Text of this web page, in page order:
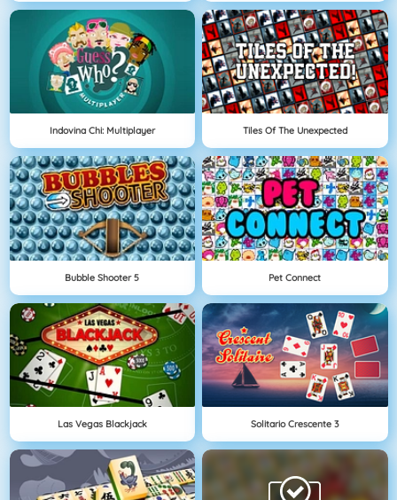
Indovina Chi: Multiplayer Tiles Of The Unexpected
Bubble Shooter 5 Pet Connect
Las Vegas Blackjack Solitario Crescente 3